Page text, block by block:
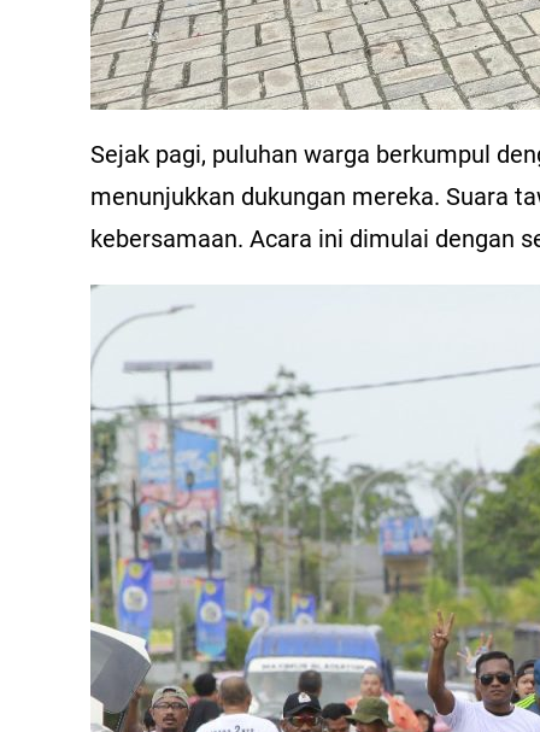
Sejak pagi, puluhan warga berkumpul
menunjukkan dukungan mereka. Suara
kebersamaan. Acara ini dimulai dengan